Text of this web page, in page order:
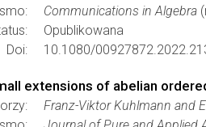
Communications in Algebra
Opublikowana
Doi:
10.1080/
extensions of abelian
Franz-Viktor Kuhlmann and